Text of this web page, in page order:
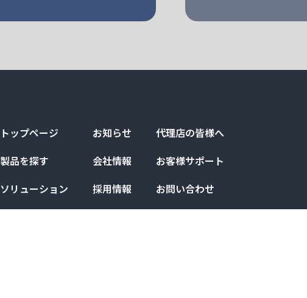
トップページ
製品を探す
ソリューション
お知らせ
会社情報
採用情報
代理店の皆様へ
お客様サポート
お問い合わせ